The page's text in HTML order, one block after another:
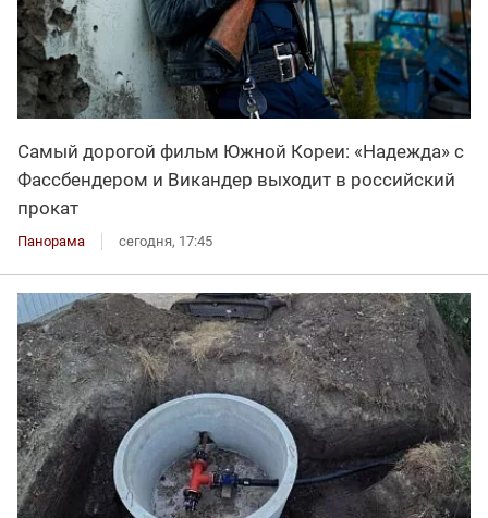
Самый дорогой фильм Южной Кореи: «Надежда» с
Фассбендером и Викандер выходит в российский
прокат
Панорама сегодня, 17:45